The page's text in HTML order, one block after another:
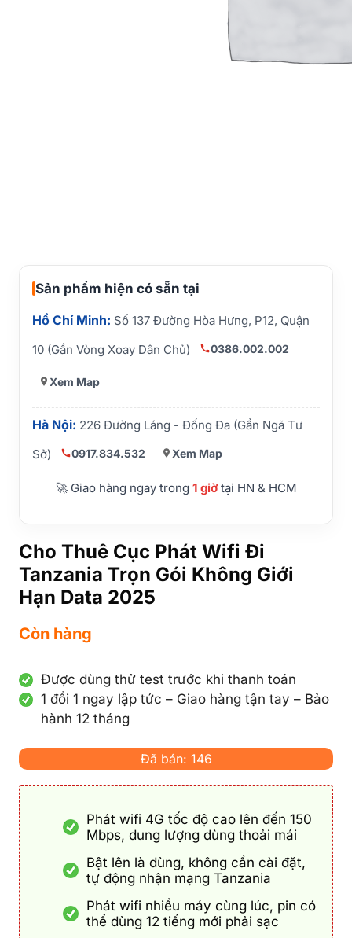
Sản phẩm hiện có sẵn tại
Hồ Chí Minh: Số 137 Đường Hòa Hưng, P12, Quận
10 (Gần Vòng Xoay Dân Chủ)
0386.002.002
Xem Map
Hà Nội: 226 Đường Láng - Đống Đa (Gần Ngã Tư
Sở)
0917.834.532 Xem Map
🚀 Giao hàng ngay trong 1 giờtại HN & HCM
Cho Thuê Cục Phát Wifi Đi
Tanzania Trọn Gói Không Giới
Hạn Data 2025
Còn hàng
Được dùng thử test trước khi thanh toán
1 đổi 1 ngay lập tức – Giao hàng tận tay – Bảo
hành 12 tháng
Đã bán: 146
Phát wifi 4G tốc độ cao lên đến 150
Mbps, dung lượng dùng thoải mái
Bật lên là dùng, không cần cài đặt,
tự động nhận mạng Tanzania
Phát wifi nhiều máy cùng lúc, pin có
thể dùng 12 tiếng mới phải sạc